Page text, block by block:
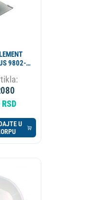
9802-
U